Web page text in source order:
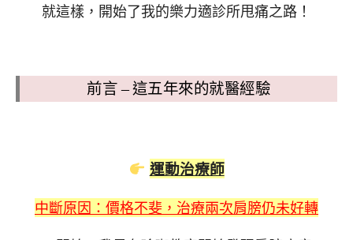
就這樣，開始了我的樂力適診所甩痛之路！
前言 – 這五年來的就醫經驗
運動治療師
中斷原因：價格不斐，治療兩次肩膀仍未好轉